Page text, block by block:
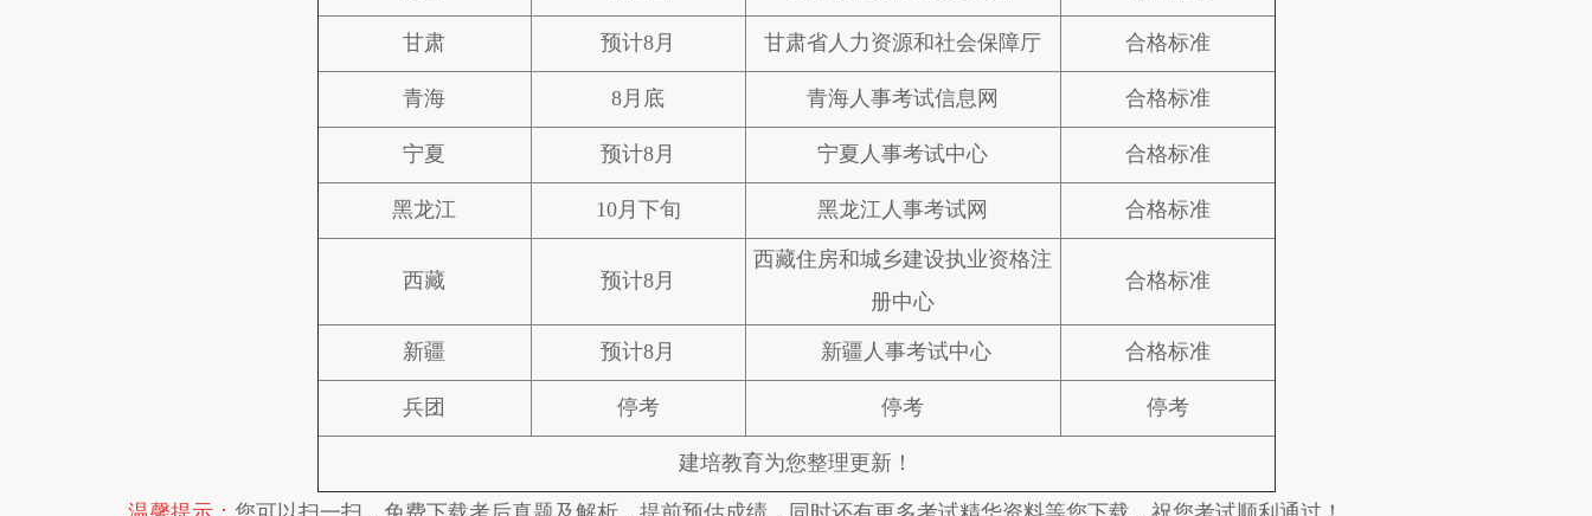
甘肃 预计8月 甘肃省人力资源和社会保障厅 合格标准
青海 8月底 青海人事考试信息网 合格标准
宁夏 预计8月 宁夏人事考试中心 合格标准
黑龙江 10月下旬 黑龙江人事考试网 合格标准
西藏 预计8月
西藏住房和城乡建设执业资格注
册中心
合格标准
新疆 预计8月 新疆人事考试中心 合格标准
兵团 停考 停考 停考
建培教育为您整理更新！